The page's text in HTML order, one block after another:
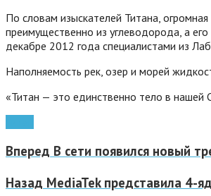
По словам изыскателей Титана,
преимущественно из углеводорода, а
декабре 2012 года специалистами из
Наполняемость рек, озер и морей
«Титан — это единственно тело в нашей
Вперед В сети появился новый
Назад MediaTek представила 4-